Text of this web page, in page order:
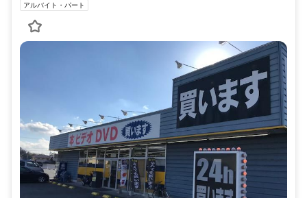
アルバイト・パート